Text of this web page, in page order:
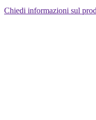
Chiedi informazioni sul